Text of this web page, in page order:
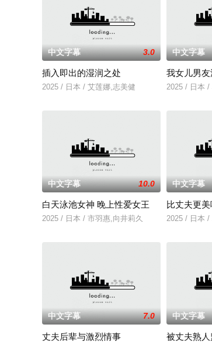
中文字幕 3.0
插入即出的湿润之处
2025 / 日本 / 艾莲娜,志美健
中文字幕
我女儿男
2025 / 日本 /
中文字幕 10.0
白天泳池女神 晚上性爱女王
2025 / 日本 / 市羽惠,向井莉久
中文字幕
比丈夫更
2025 / 日本 /
中文字幕 7.0
丈夫后辈与激烈情事
中文字幕
被丈夫熟